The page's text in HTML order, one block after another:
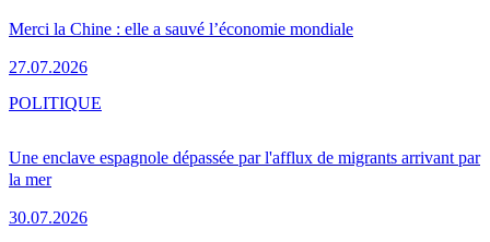
Merci la Chine : elle a sauvé l’économie mondiale
27.07.2026
Une enclave espagnole dépassée par l'afflux de migrants arrivant par
la mer
30.07.2026
POLITIQUE